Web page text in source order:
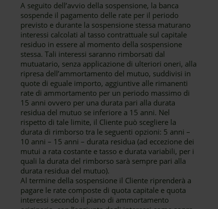
A seguito dell’avvio della sospensione, la banca
sospende il pagamento delle rate per il periodo
previsto e durante la sospensione stessa maturano
interessi calcolati al tasso contrattuale sul capitale
residuo in essere al momento della sospensione
stessa. Tali interessi saranno rimborsati dal
mutuatario, senza applicazione di ulteriori oneri, alla
ripresa dell’ammortamento del mutuo, suddivisi in
quote di eguale importo, aggiuntive alle rimanenti
rate di ammortamento per un periodo massimo di
15 anni ovvero per una durata pari alla durata
residua del mutuo se inferiore a 15 anni. Nel
rispetto di tale limite, il Cliente può scegliere la
durata di rimborso tra le seguenti opzioni: 5 anni –
10 anni – 15 anni – durata residua (ad eccezione dei
mutui a rata costante e tasso e durata variabili, per i
quali la durata del rimborso sarà sempre pari alla
durata residua del mutuo).
Al termine della sospensione il Cliente riprenderà a
pagare le rate composte di quota capitale e quota
interessi secondo il piano di ammortamento